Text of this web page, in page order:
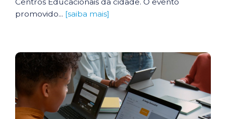
promovido... [saiba mais]